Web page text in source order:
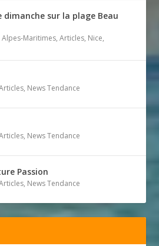
dimanche sur la plage Beau
Alpes-Maritimes,Articles, Nice,
, News Tendance
, News Tendance
Passion
, News Tendance